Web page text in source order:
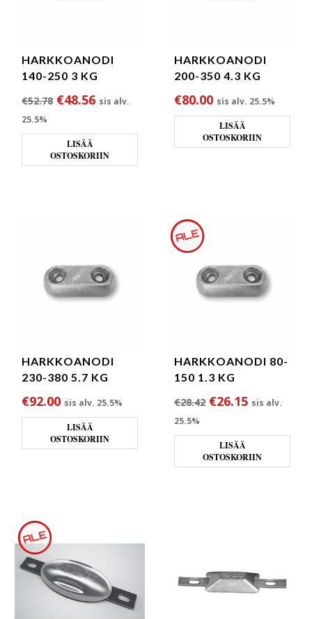
HARKKOANODI
140-250 3 KG
€52.78 Alkuperäinen hinta oli: €52.78.
€48.56Nykyinen hinta on: €48.56.
sis alv.
25.5%
LISÄÄ
OSTOSKORIIN
HARKKOANODI
200-350 4.3 KG
€80.00 sis alv. 25.5%
LISÄÄ
OSTOSKORIIN
HARKKOANODI
230-380 5.7 KG
€92.00 sis alv. 25.5%
LISÄÄ
OSTOSKORIIN
HARKKOANODI 80-
150 1.3 KG
€28.42 Alkuperäinen
€26.15Nykyinen
sis alv.
25.5%
LISÄÄ
OSTOSKORIIN